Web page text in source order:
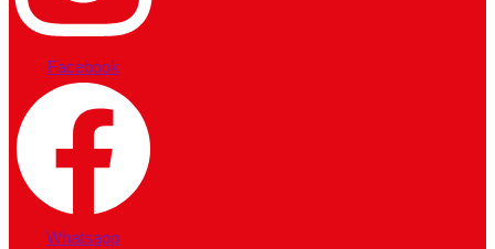
Facebook
Whatsapp